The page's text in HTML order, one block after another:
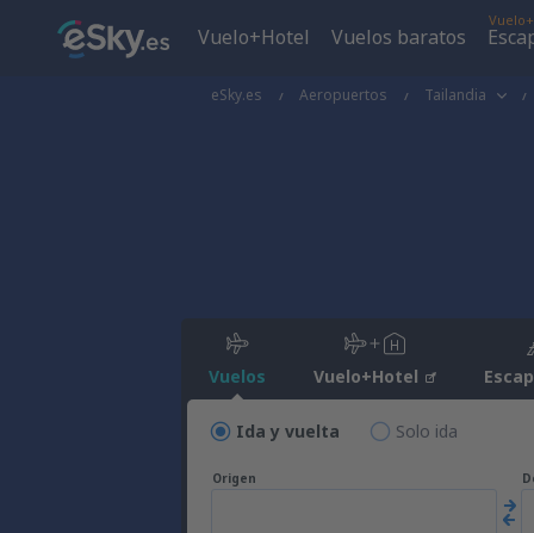
Vuelo+Hotel Vuelos baratos
eSky.es Aeropuertos Tailandia
Vuelos Vuelo+Hotel
Ida y vuelta Solo ida
Origen